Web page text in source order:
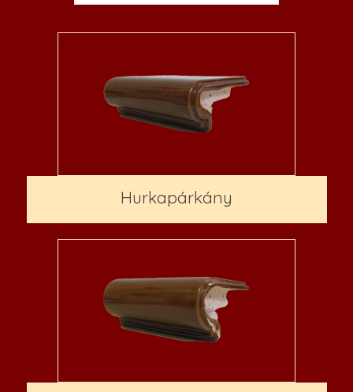
Hurkapárkány